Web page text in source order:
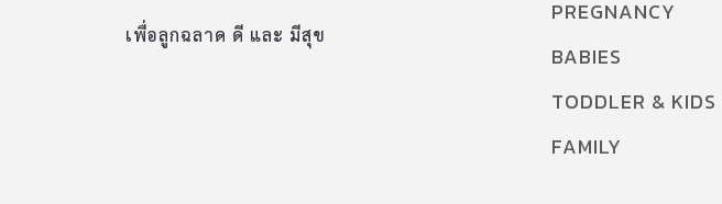
เพื่อลูกฉลาด ดี และ มีสุข
PREGNANCY
BABIES
TODDLER & KIDS
FAMILY